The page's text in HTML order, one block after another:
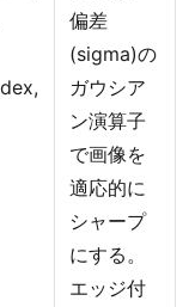
偏差
(sigma)の
ガウシア
ン演算子
で画像を
適応的に
シャープ
にする。
エッジ付